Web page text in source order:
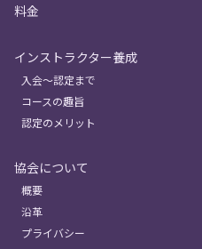
料金
インストラクター養成
入会〜認定まで
コースの趣旨
認定のメリット
協会について
概要
沿革
プライバシー